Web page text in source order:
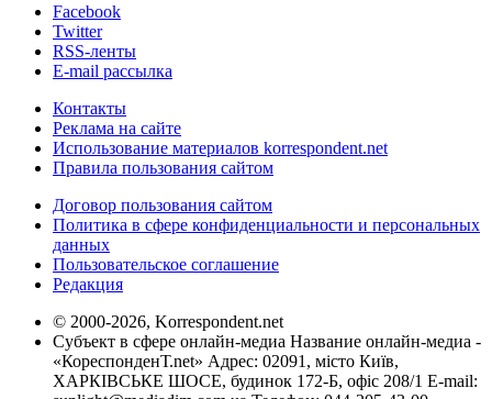
Facebook
Twitter
RSS-ленты
E-mail рассылка
Контакты
Реклама на сайте
Использование материалов korrespondent.net
Правила пользования сайтом
Договор пользования сайтом
Политика в сфере конфиденциальности и персональных
данных
Пользовательское соглашение
Редакция
© 2000-2026, Korrespondent.net
Субъект в сфере онлайн-медиа Название онлайн-медиа -
«КореспонденТ.net» Адрес: 02091, місто Київ,
ХАРКІВСЬКЕ ШОСЕ, будинок 172-Б, офіс 208/1 E-mail: